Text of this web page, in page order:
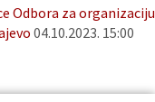
Odbora za organizaciju
04.10.2023. 15:00